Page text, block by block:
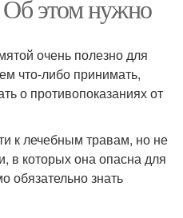
Об этом нужно
очень полезно для
что-либо принимать,
о противопоказаниях от
к лечебным травам, но не
в которых она опасна для
обязательно знать